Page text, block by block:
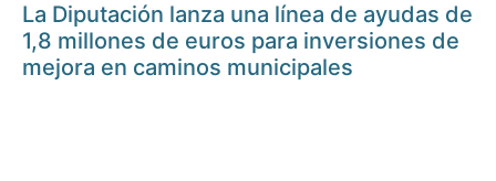
La Diputación lanza una línea de ayudas de
1,8 millones de euros para inversiones de
mejora en caminos municipales